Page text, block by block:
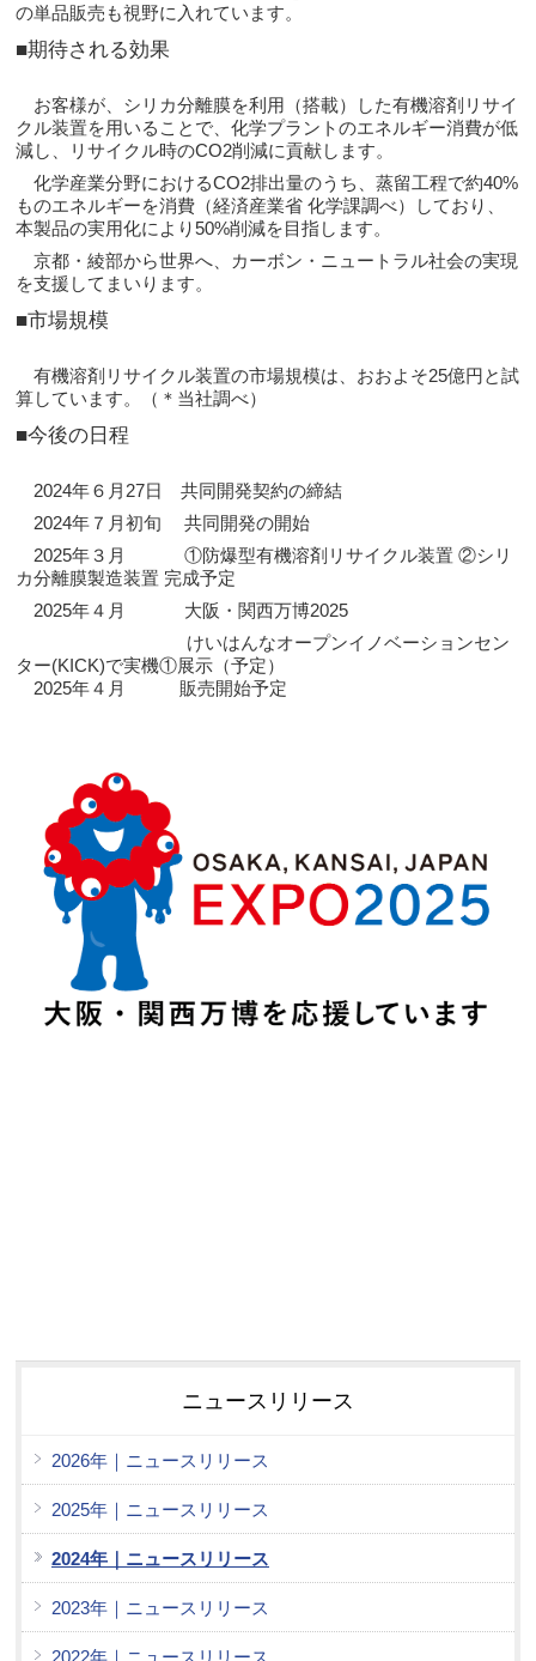
の単品販売も視野に入れています。
■期待される効果
お客様が、シリカ分離膜を利用（搭載）した有機溶剤リサイ
クル装置を用いることで、化学プラントのエネルギー消費が低
減し、リサイクル時のCO2削減に貢献します。
化学産業分野におけるCO2排出量のうち、蒸留工程で約40%
ものエネルギーを消費（経済産業省 化学課調べ）しており、
本製品の実用化により50%削減を目指します。
京都・綾部から世界へ、カーボン・ニュートラル社会の実現
を支援してまいります。
■市場規模
有機溶剤リサイクル装置の市場規模は、おおよそ25億円と試
算しています。（＊当社調べ）
■今後の日程
2024年６月27日 共同開発契約の締結
2024年７月初旬 共同開発の開始
2025年３月 ①防爆型有機溶剤リサイクル装置 ②シリ
カ分離膜製造装置 完成予定
2025年４月 大阪・関西万博2025
けいはんなオープンイノベーションセン
ター(KICK)で実機①展示（予定）
2025年４月 販売開始予定
ニュースリリース
2026年｜ニュースリリース
2025年｜ニュースリリース
2024年｜ニュースリリース
2023年｜ニュースリリース
2022年｜ニュースリリース